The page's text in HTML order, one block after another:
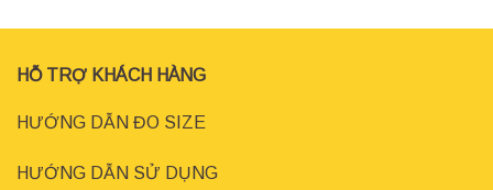
HỖ TRỢ KHÁCH HÀNG
HƯỚNG DẪN ĐO SIZE
HƯỚNG DẪN SỬ DỤNG